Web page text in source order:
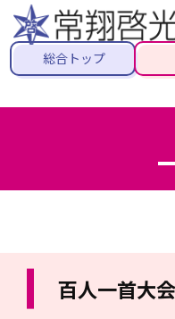
総合トップ
百人一首大会